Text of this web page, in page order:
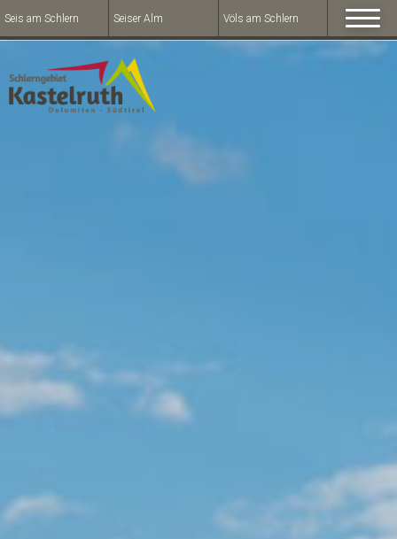
Seis am Schlern Seiser Alm Völs am Schlern